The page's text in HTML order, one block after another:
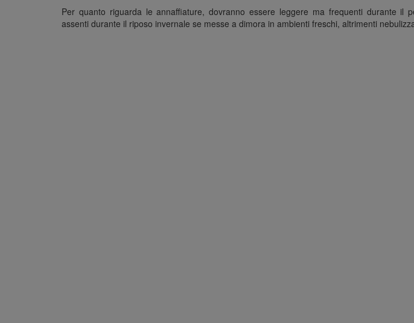
Per quanto riguarda le annaffiature, dovranno essere leggere ma frequenti durante il
assenti durante il riposo invernale se messe a dimora in ambienti freschi, altrimenti